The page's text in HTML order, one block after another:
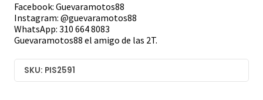
Facebook: Guevaramotos88
Instagram: @guevaramotos88
WhatsApp: 310 664 8083
Guevaramotos88 el amigo de las 2T.
SKU: PIS2591